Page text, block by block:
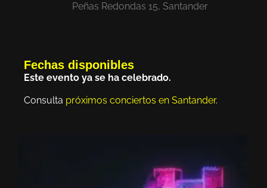
Peñas Redondas 15, Santander
Fechas disponibles
Este evento ya se ha celebrado.
Consulta próximos conciertos en Santander.